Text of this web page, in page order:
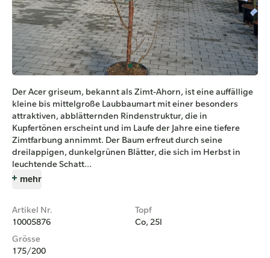
Der Acer griseum, bekannt als Zimt-Ahorn, ist eine auffällige
kleine bis mittelgroße Laubbaumart mit einer besonders
attraktiven, abblätternden Rindenstruktur, die in
Kupfertönen erscheint und im Laufe der Jahre eine tiefere
Zimtfarbung annimmt. Der Baum erfreut durch seine
dreilappigen, dunkelgrünen Blätter, die sich im Herbst in
leuchtende Schatt...
mehr
Artikel Nr.
10005876
Topf
Co, 25l
Grösse
175/200